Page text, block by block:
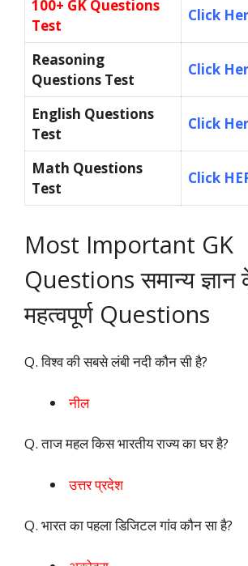
100+ GK Questions
Test
Click
Reasoning
Questions Test
Click
English Questions
Test
Click
Math Questions
Test
Click
Most Important GK
Questions समान्य
महत्वपूर्ण Questions
Q. विश्व की सबसे लंबी नदी कौन सी है?
नील
Q. ताज महल किस भारतीय राज्य का घर है?
उत्तर प्रदेश
Q. भारत का पहला डिजिटल गांव कौन सा है?